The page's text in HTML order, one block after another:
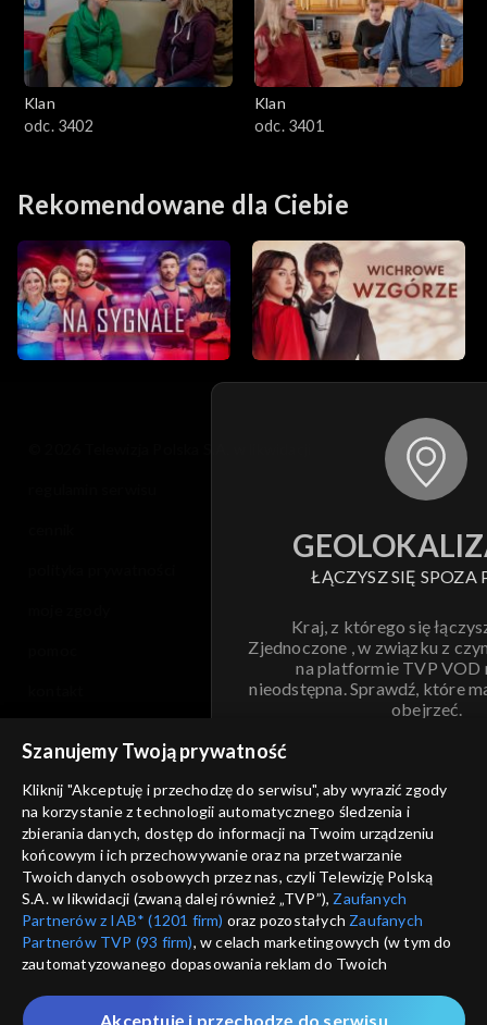
Klan
odc. 3402
Klan
odc. 3401
Rekomendowane dla Ciebie
ŁĄCZYSZ SIĘ SPOZA
Kraj, z którego się
Zjednoczone , w związku z
na platformie TVP VOD
nieodstępna. Sprawdź, które
obejrzeć.
ANULUJ
informacje o dostawcy usług
Szanujemy Twoją prywatność
Kliknij "Akceptuję i przechodzę do serwisu", aby wyrazić zgody
na korzystanie z technologii automatycznego śledzenia i
zbierania danych, dostęp do informacji na Twoim urządzeniu
końcowym i ich przechowywanie oraz na przetwarzanie
Twoich danych osobowych przez nas, czyli Telewizję Polską
S.A. w likwidacji (zwaną dalej również „TVP”), Zaufanych
Partnerów z IAB* (1201 firm) oraz pozostałych Zaufanych
Partnerów TVP (93 firm), w celach marketingowych (w tym do
zautomatyzowanego dopasowania reklam do Twoich
które wskazujemy poniżej, a także zgody na udostępnianie
Akceptuję i przechodzę do serwisu